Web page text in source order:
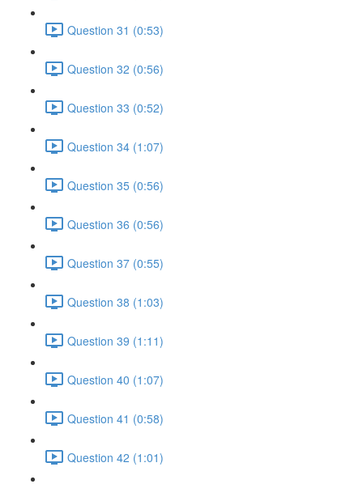
Question 31 (0:53)
Question 32 (0:56)
Question 33 (0:52)
Question 34 (1:07)
Question 35 (0:56)
Question 36 (0:56)
Question 37 (0:55)
Question 38 (1:03)
Question 39 (1:11)
Question 40 (1:07)
Question 41 (0:58)
Question 42 (1:01)